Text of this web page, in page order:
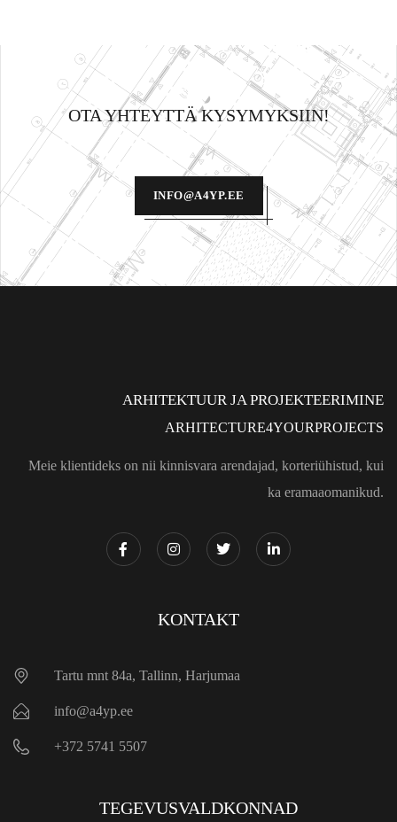
OTA YHTEYTTÄ KYSYMYKSIIN!
INFO@A4YP.EE
ARHITEKTUUR JA PROJEKTEERIMINE
ARHITECTURE4YOURPROJECTS
Meie klientideks on nii kinnisvara arendajad, korteriühistud, kui
ka eramaaomanikud.
KONTAKT
Tartu mnt 84a, Tallinn, Harjumaa
info@a4yp.ee
+372 5741 5507
TEGEVUSVALDKONNAD